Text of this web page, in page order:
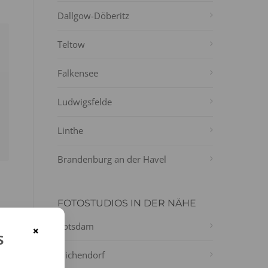
Dallgow-Döberitz
Teltow
Falkensee
Ludwigsfelde
Linthe
Brandenburg an der Havel
FOTOSTUDIOS IN DER NÄHE
Potsdam
Michendorf
×